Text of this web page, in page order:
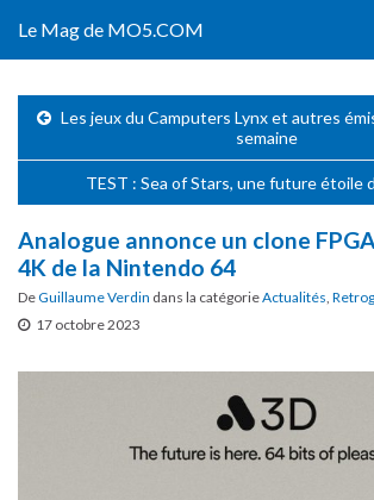
Le Mag de MO5.COM
Les jeux du Camputers Lynx et autres
semaine
TEST : Sea of Stars, une future étoile
Analogue annonce un clone
4K de la Nintendo 64
DeGuillaume Verdin dans la catégorieActualités,
17 octobre 2023